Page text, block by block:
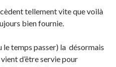
tellement vite que voilà
bien fournie.
le temps passer) la désormais
d’être servie pour